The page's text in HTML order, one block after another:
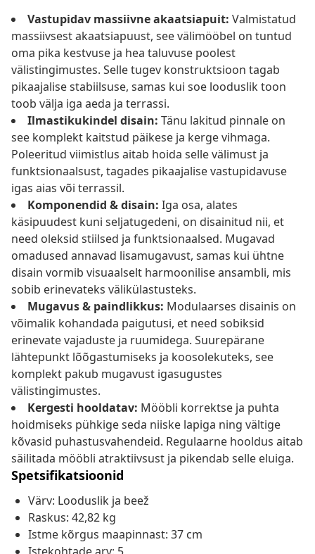
Vastupidav massiivne akaatsiapuit: Valmistatud
massiivsest akaatsiapuust, see välimööbel on tuntud
oma pika kestvuse ja hea taluvuse poolest
välistingimustes. Selle tugev konstruktsioon tagab
pikaajalise stabiilsuse, samas kui soe looduslik toon
toob välja iga aeda ja terrassi.
Ilmastikukindel disain: Tänu lakitud pinnale on
see komplekt kaitstud päikese ja kerge vihmaga.
Poleeritud viimistlus aitab hoida selle välimust ja
funktsionaalsust, tagades pikaajalise vastupidavuse
igas aias või terrassil.
Komponendid & disain: Iga osa, alates
käsipuudest kuni seljatugedeni, on disainitud nii, et
need oleksid stiilsed ja funktsionaalsed. Mugavad
omadused annavad lisamugavust, samas kui ühtne
disain vormib visuaalselt harmoonilise ansambli, mis
sobib erinevateks välikülastusteks.
Mugavus & paindlikkus: Modulaarses disainis on
võimalik kohandada paigutusi, et need sobiksid
erinevate vajaduste ja ruumidega. Suurepärane
lähtepunkt lõõgastumiseks ja koosolekuteks, see
komplekt pakub mugavust igasugustes
välistingimustes.
Kergesti hooldatav: Mööbli korrektse ja puhta
hoidmiseks pühkige seda niiske lapiga ning vältige
kõvasid puhastusvahendeid. Regulaarne hooldus aitab
säilitada mööbli atraktiivsust ja pikendab selle eluiga.
Spetsifikatsioonid
Värv: Looduslik ja beež
Raskus: 42,82 kg
Istme kõrgus maapinnast: 37 cm